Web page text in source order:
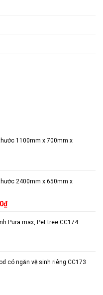
1100mm x 700mm x
2400mm x 650mm x
₫Giá
tại
Pura max, Pet tree CC174
có ngăn vệ sinh riêng CC173